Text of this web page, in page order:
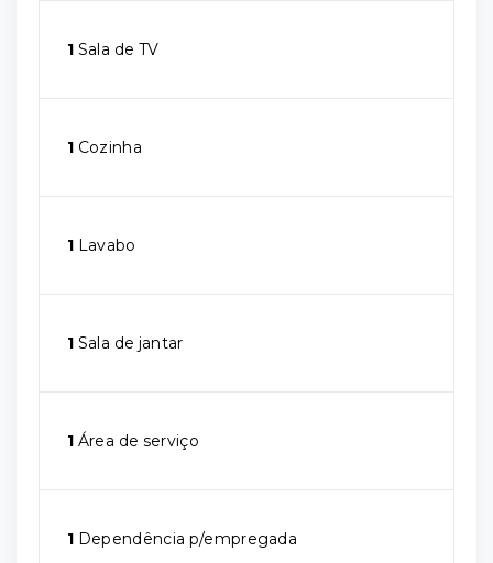
1 Sala de TV
1 Cozinha
1 Lavabo
1 Sala de jantar
1 Área de serviço
1 Dependência p/empregada